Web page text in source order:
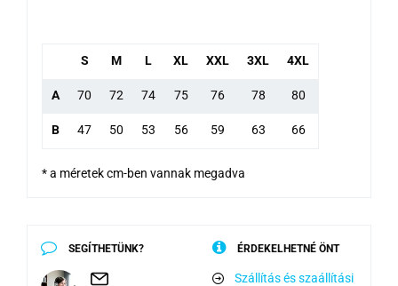
S M L XL XXL 3XL 4XL
A 70 72 74 75 76 78 80
B 47 50 53 56 59 63 66
* a méretek cm-ben vannak megadva
SEGÍTHETÜNK? ÉRDEKELHETNÉ ÖNT
Szállítás és szaállítási